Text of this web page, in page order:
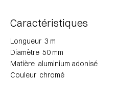
Caractéristiques
longueur 3 m
diamètre 50 mm
matière aluminium adonisé
couleur chromé